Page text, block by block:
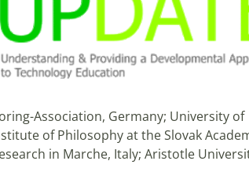
Association, Germany; University of
of Philosophy at the Slovak
in Marche, Italy; Aristotle